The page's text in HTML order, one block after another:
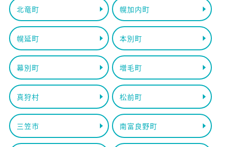
北竜町 幌加内町
幌延町 本別町
幕別町 増毛町
真狩村 松前町
三笠市 南富良野町